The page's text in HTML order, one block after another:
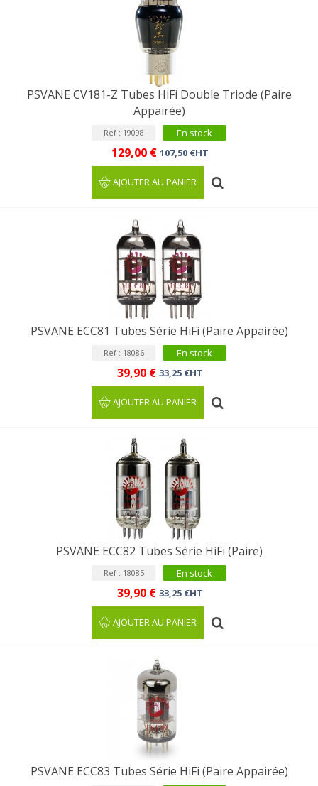
PSVANE CV181-Z Tubes HiFi Double Triode (Paire
Appairée)
Ref : 19098 En stock
129,00 € 107,50 €HT
AJOUTER AU PANIER
PSVANE ECC81 Tubes Série HiFi (Paire Appairée)
Ref : 18086 En stock
39,90 € 33,25 €HT
AJOUTER AU PANIER
PSVANE ECC82 Tubes Série HiFi (Paire)
Ref : 18085 En stock
39,90 € 33,25 €HT
AJOUTER AU PANIER
PSVANE ECC83 Tubes Série HiFi (Paire Appairée)